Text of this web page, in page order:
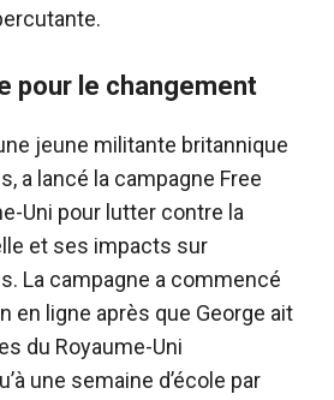
pour le changement
jeune militante britannique
a lancé la campagne Free
Uni pour lutter contre la
et ses impacts sur
La campagne a commencé
en ligne après que George ait
du Royaume-Uni
une semaine d’école par